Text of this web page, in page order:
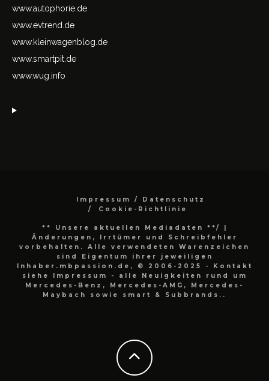
www.autophorie.de
www.evtrend.de
www.kleinwagenblog.de
www.smartpit.de
www.wug.info
Impressum / Datenschutz
Cookie-Richtlinie
** Unsere aktuellen Mediadaten **/
|
Änderungen, Irrtümer und Schreibfehler
vorbehalten. Alle verwendeten Warenzeichen
sind Eigentum ihrer jeweiligen
Inhaber.mbpassion.de, © 2006-2025 - Kontakt
siehe Impressum - alle Neuigkeiten rund um
Mercedes-Benz, Mercedes-AMG, Mercedes-
Maybach sowie smart & Subbrands..